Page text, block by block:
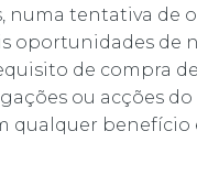
numa tentativa de
oportunidades de
de compra de
ou acções do
qualquer benefício